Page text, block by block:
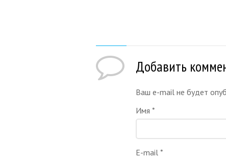
Добавить
Ваш e-mail не будет
Имя *
E-mail *